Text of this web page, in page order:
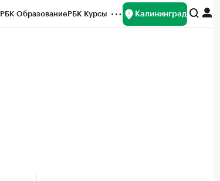
РБК ОбразованиеРБК Курсы Калининград